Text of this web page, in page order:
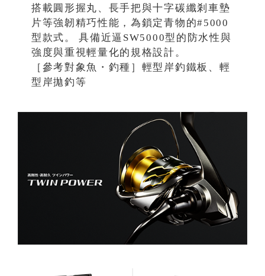
搭載圓形握丸、長手把與十字碳纖剎車墊
片等強韌精巧性能，為鎖定青物的#5000
型款式。 具備近逼SW5000型的防水性與
強度與重視輕量化的規格設計。
［參考對象魚・釣種］輕型岸釣鐵板、輕
型岸拋釣等